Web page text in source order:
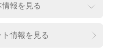
情報を見る
ト情報を見る